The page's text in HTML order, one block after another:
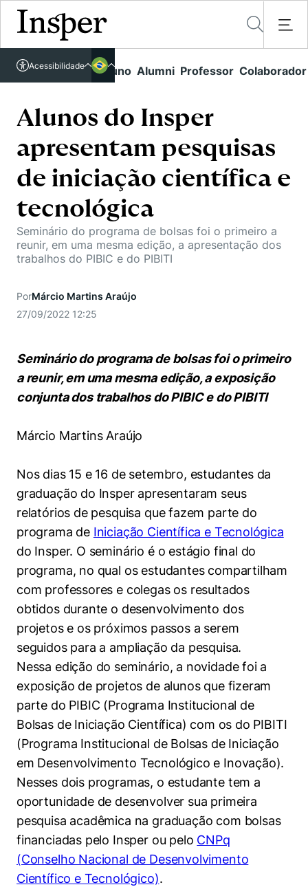
Links rápidos Aluno Alumni Professor Colaborador
Acessibilidade
Acessível em libras
Vestibular
Graduação
Todas as Engenharias
Engenharia Mecatrônica
Pós-Graduação
Economia
Finanças
Negócios
Políticas Públicas
Sustentabilidade
Tecnologia e Dados
Educação Executiva
Busca por Áreas de Conhecimento
Quem Somos
O Insper
Campus
Internacional
Student Life
Núcleo de Carreiras
Como funciona
Resolução Eficaz de Problemas
Oportunidade de Negócios
Women in Action
Comunidade Transforme
Missão
Projetos Sociais
Lista de doadores
Pesquisa
Pesquisa no Insper
Centros de Conhecimento
Centro de Dados e IA
Repositório Institucional
Pesquisa na Graduação
Comitê de Ética em Pesquisa
Conteúdos
Carreiras e Cursos
Youtube
Instagram
Unidades Acadêmicas
Engenharia e Ciência da Computação
Busca por docentes
Prêmios de Excelência
Ensino e aprendizagem
Fale Conosco
Atendimento
Visite o Insper
Ouvidoria
Alunos do Insper
apresentam pesquisas
de iniciação científica e
tecnológica
Seminário do programa de bolsas foi o primeiro a
reunir, em uma mesma edição, a apresentação dos
trabalhos do PIBIC e do PIBITI
PorMárcio Martins Araújo
27/09/2022 12:25
Seminário do programa de bolsas foi o primeiro
a reunir, em uma mesma edição, a exposição
conjunta dos trabalhos do PIBIC e do PIBITI
Márcio Martins Araújo
Nos dias 15 e 16 de setembro, estudantes da
graduação do Insper apresentaram seus
relatórios de pesquisa que fazem parte do
programa de Iniciação Científica e Tecnológica
do Insper. O seminário é o estágio final do
programa, no qual os estudantes compartilham
com professores e colegas os resultados
obtidos durante o desenvolvimento dos
projetos e os próximos passos a serem
seguidos para a ampliação da pesquisa.
Nessa edição do seminário, a novidade foi a
exposição de projetos de alunos que fizeram
parte do PIBIC (Programa Institucional de
Bolsas de Iniciação Científica) com os do PIBITI
(Programa Institucional de Bolsas de Iniciação
em Desenvolvimento Tecnológico e Inovação).
Nesses dois programas, o estudante tem a
oportunidade de desenvolver sua primeira
pesquisa acadêmica na graduação com bolsas
financiadas pelo Insper ou pelo CNPq
(Conselho Nacional de Desenvolvimento
Científico e Tecnológico).